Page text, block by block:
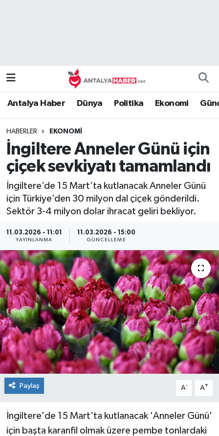
Antalya Haber Dünya Politika Ekonomi
HABERLER EKONOMI
İngiltere Anneler Günü için
çiçek sevkiyatı tamamlandı
İngiltere’de 15 Mart’ta kutlanacak Anneler Günü
için Türkiye’den 30 milyon dal çiçek gönderildi.
Sektör 3-4 milyon dolar ihracat geliri bekliyor.
11.03.2026 - 11:01
YAYINLANMA
11.03.2026 - 15:00
GÜNCELLEME
Paylaş A- A+
İngiltere'de 15 Mart'ta kutlanacak 'Anneler Günü'
için başta karanfil olmak üzere pembe tonlardaki
Genel
Güncel
Güvenlik
Kültür Sanat
Magazin
Medya
Politika
Sağlık
Spor
Turizm
Yaşam
Namaz Vakitleri
Tüm Manşetler
Son Dakika Haberleri
Haber Arşivi